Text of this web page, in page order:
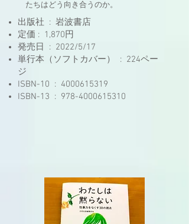
たちはどう向き合うのか。
出版社 ‏ : ‎ 岩波書店
定価‏ : ‎ 1,870円
発売日 ‏ : ‎ 2022/5/17
単行本（ソフトカバー） ‏ : ‎ 224ペー
ジ
ISBN-10 ‏ : ‎ 4000615319
ISBN-13 ‏ : ‎ 978-4000615310